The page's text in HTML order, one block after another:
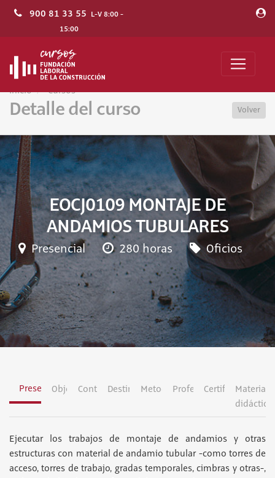
900 81 33 55 L-V 8:00 -
15:00
Inicio Cursos
Detalle del curso Volver
EOCJ0109 MONTAJE DE
ANDAMIOS TUBULARES
Presencial 280 horas Oficios
PresentaciónObjetivosContenidosDestinatariosMetodologíaProfesoradoCertificación
Material
didáctico
Ejecutar los trabajos de montaje de andamios y otras
estructuras con material de andamio tubular -como torres de
acceso, torres de trabajo, gradas temporales, cimbras y otras-,